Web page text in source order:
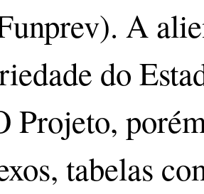
A
do
Projeto,
tabelas